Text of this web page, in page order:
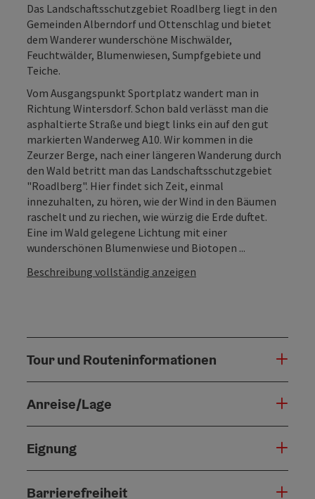
Das Landschaftsschutzgebiet Roadlberg liegt in den
Gemeinden Alberndorf und Ottenschlag und bietet
dem Wanderer wunderschöne Mischwälder,
Feuchtwälder, Blumenwiesen, Sumpfgebiete und
Teiche.
Vom Ausgangspunkt Sportplatz wandert man in
Richtung Wintersdorf. Schon bald verlässt man die
asphaltierte Straße und biegt links ein auf den gut
markierten Wanderweg A10. Wir kommen in die
Zeurzer Berge, nach einer längeren Wanderung durch
den Wald betritt man das Landschaftsschutzgebiet
"Roadlberg". Hier findet sich Zeit, einmal
innezuhalten, zu hören, wie der Wind in den Bäumen
raschelt und zu riechen, wie würzig die Erde duftet.
Eine im Wald gelegene Lichtung mit einer
wunderschönen Blumenwiese und Biotopen ...
Beschreibung vollständig anzeigen
Tour und Routeninformationen
Anreise/Lage
Eignung
Barrierefreiheit